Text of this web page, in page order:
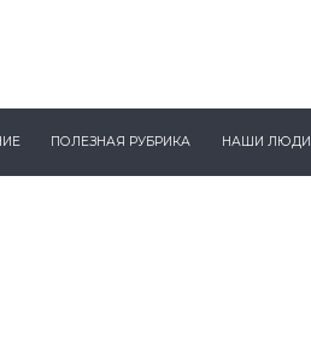
ПОЛЕЗНАЯ РУБРИКА НАШИ ЛЮДИ